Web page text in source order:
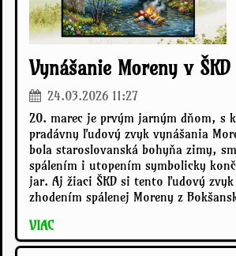
Vynášanie Moreny v ŠKD
24.03.2026 11:27
20. marec je prvým jarným dňom, s
pradávny ľudový zvyk vynášania
bola staroslovanská bohyňa zimy,
spálením i utopením symbolicky
jar. Aj žiaci ŠKD si tento ľudový
zhodením spálenej Moreny z
VIAC